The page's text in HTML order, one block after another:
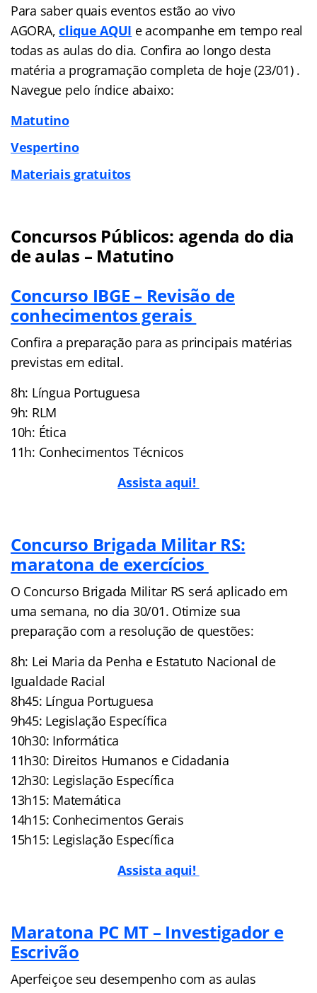
Para saber quais eventos estão ao vivo
AGORA,clique AQUI e acompanhe em tempo real
todas as aulas do dia. Confira ao longo desta
matéria a programação completa de hoje (23/01) .
Navegue pelo índiceabaixo:
Matutino
Vespertino
Materiais gratuitos
Concursos Públicos: agenda do dia
de aulas – Matutino
Concurso IBGE – Revisão de
conhecimentos gerais
Confira a preparação para as principais matérias
previstas em edital.
8h: Língua Portuguesa
9h: RLM
10h: Ética
11h: Conhecimentos Técnicos
Assista aqui!
Concurso Brigada Militar RS:
maratona de exercícios
O Concurso Brigada Militar RS será aplicado em
uma semana, no dia 30/01. Otimize sua
preparação com a resolução de questões:
8h: Lei Maria da Penha e Estatuto Nacional de
Igualdade Racial
8h45: Língua Portuguesa
9h45: Legislação Específica
10h30: Informática
11h30: Direitos Humanos e Cidadania
12h30: Legislação Específica
13h15: Matemática
14h15: Conhecimentos Gerais
15h15: Legislação Específica
Assista aqui!
Maratona PC MT – Investigador e
Escrivão
Aperfeiçoe seu desempenho com as aulas